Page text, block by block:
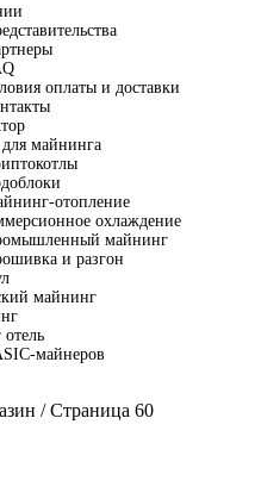
оплаты и доставки
майнинга
отопление
охлаждение
майнинг
и разгон
майнинг
майнеров
/ Страница 60